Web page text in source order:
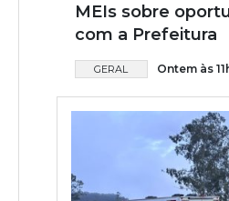
MEIs sobre
com a Prefeitura
GERAL Ontem às